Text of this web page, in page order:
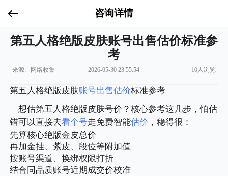
咨询详情
第五人格绝版皮肤账号出售估价标准参
考
来源: 网络收集 2026-05-30 23:55:54 10人浏览
第五人格绝版皮肤账号出售估价标准参考
想估第五人格绝版皮肤号价？核心参考这几步，怕估
错可以直接去看个号走免费智能估价 ，稳得很：
先算核心绝版金皮总价
再加金挂、紫皮、段位等附加值
按账号渠道、换绑权限打折
结合同品质账号近期成交价校准